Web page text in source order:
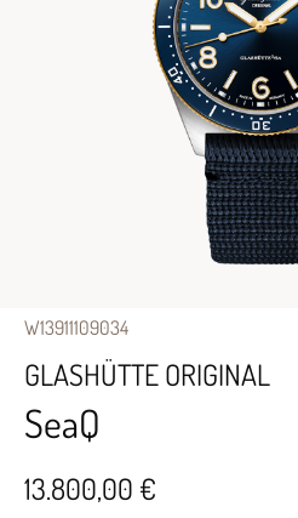
W13911109034
GLASHÜTTE ORIGINAL
SeaQ
13.800,00 €